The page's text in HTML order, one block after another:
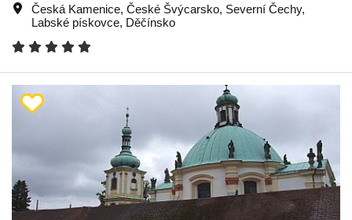
Česká Kamenice, České Švýcarsko, Severní Čechy,
Labské pískovce, Děčínsko